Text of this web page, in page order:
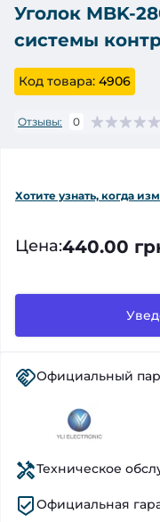
Уголок MBK-
системы
Код товара: 4906
Отзывы: 0
Хотите узнать, когда
Цена:440.00
Официальный
Техническое
Официальная